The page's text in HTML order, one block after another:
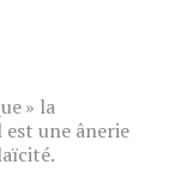
» la
une ânerie